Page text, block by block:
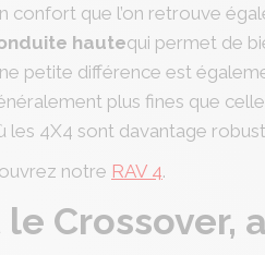
confort que l’on retrouve
hautequi permet de
petite différence est
plus fines que
les 4X4 sont davantage
notre RAV 4.
le Crossover,